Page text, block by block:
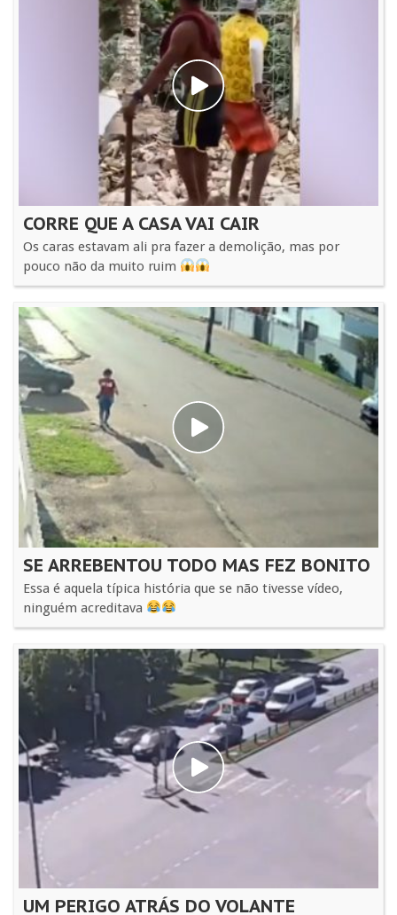
CORRE QUE A CASA VAI CAIR
Os caras estavam ali pra fazer a demolição, mas por
pouco não da muito ruim
SE ARREBENTOU TODO MAS FEZ BONITO
Essa é aquela típica história que se não tivesse vídeo,
ninguém acreditava
UM PERIGO ATRÁS DO VOLANTE